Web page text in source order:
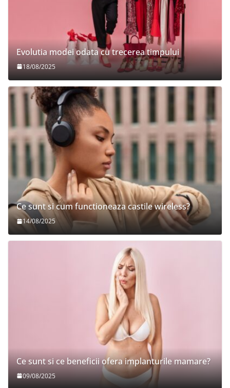
Evolutia modei odata cu trecerea timpului
18/08/2025
Ce sunt si cum functioneaza castile wireless?
14/08/2025
Ce sunt si ce beneficii ofera implanturile mamare?
09/08/2025